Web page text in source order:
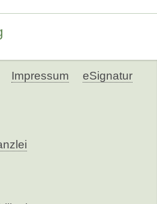
Impressum eSignatur